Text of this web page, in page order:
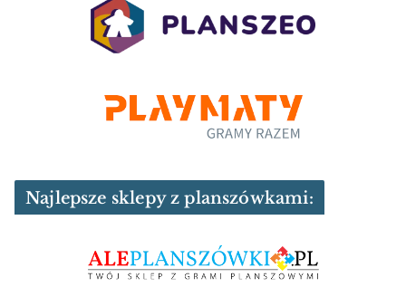
Najlepsze sklepy z planszówkami: